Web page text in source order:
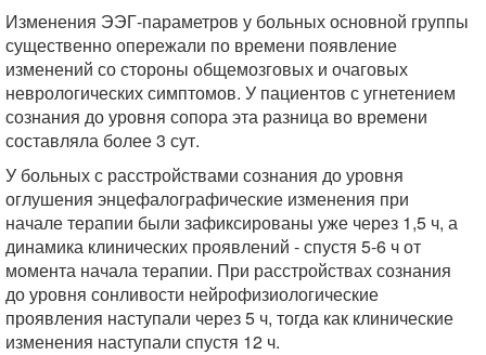
Изменения ЭЭГ-параметров у больных основной группы
существенно опережали по времени появление
изменений со стороны общемозговых и очаговых
неврологических симптомов. У пациентов с угнетением
сознания до уровня сопора эта разница во времени
составляла более 3 сут.
У больных с расстройствами сознания до уровня
оглушения энцефалографические изменения при
начале терапии были зафиксированы уже через 1,5 ч, а
динамика клинических проявлений - спустя 5-6 ч от
момента начала терапии. При расстройствах сознания
до уровня сонливости нейрофизиологические
проявления наступали через 5 ч, тогда как клинические
изменения наступали спустя 12 ч.